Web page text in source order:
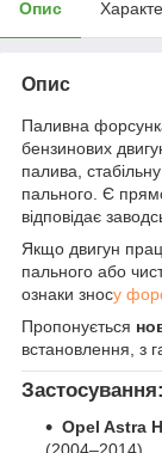
Опис
Опис
Паливна
бензинових
палива,
пального. Є
відповідає
Якщо двигун
пального або
ознаки зносу
Пропонується
встановлення, з
Застосування:
Opel Astra H
(2004–2014)